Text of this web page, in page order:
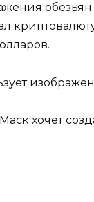
хочет